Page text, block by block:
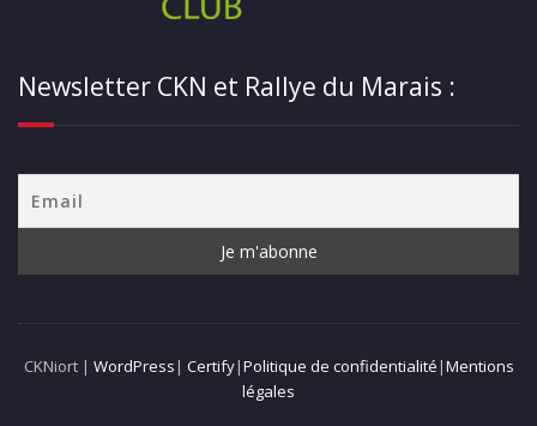
Newsletter CKN et Rallye du Marais :
CKNiort | WordPress | Certify|Politique de confidentialité |Mentions
légales